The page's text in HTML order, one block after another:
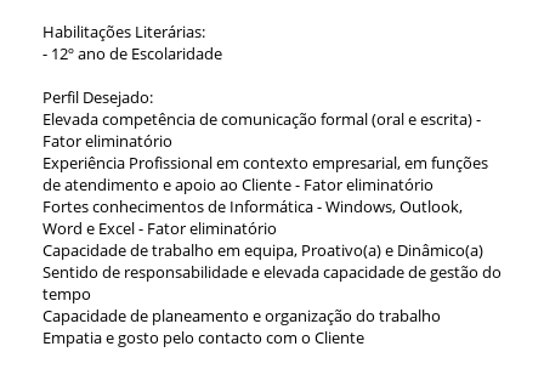
Habilitações Literárias:
- 12º ano de Escolaridade
Perfil Desejado:
Elevada competência de comunicação formal (oral e escrita) -
Fator eliminatório
Experiência Profissional em contexto empresarial, em funções
de atendimento e apoio ao Cliente - Fator eliminatório
Fortes conhecimentos de Informática - Windows, Outlook,
Word e Excel - Fator eliminatório
Capacidade de trabalho em equipa, Proativo(a) e Dinâmico(a)
Sentido de responsabilidade e elevada capacidade de gestão do
tempo
Capacidade de planeamento e organização do trabalho
Empatia e gosto pelo contacto com o Cliente